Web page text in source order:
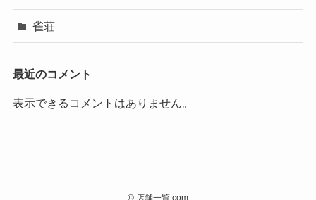
雀荘
最近のコメント
表示できるコメントはありません。
© 店舗一覧.com